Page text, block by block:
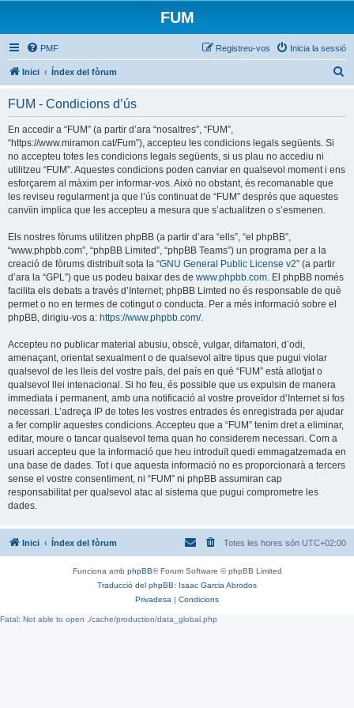
FUM
PMF Inicia la sessió
Registreu-vos
Inici Índex del fòrum
FUM - Condicions d’ús
En accedir a “FUM” (a partir d’ara “nosaltres”, “FUM”,
“https://www.miramon.cat/Fum”), accepteu les condicions legals següents. Si
no accepteu totes les condicions legals següents, si us plau no accediu ni
utilitzeu “FUM”. Aquestes condicions poden canviar en qualsevol moment i ens
esforçarem al màxim per informar-vos. Això no obstant, és recomanable que
les reviseu regularment ja que l’ús continuat de “FUM” després que aquestes
canvïin implica que les accepteu a mesura que s’actualitzen o s’esmenen.
Els nostres fòrums utilitzen phpBB (a partir d’ara “ells”, “el phpBB”,
“www.phpbb.com”, “phpBB Limited”, “phpBB Teams”) un programa per a la
creació de fòrums distribuït sota la “GNU General Public License v2” (a partir
d’ara la “GPL”) que us podeu baixar des de www.phpbb.com. El phpBB només
facilita els debats a través d’Internet; phpBB Limted no és responsable de què
permet o no en termes de cotingut o conducta. Per a més informació sobre el
phpBB, dirigiu-vos a: https://www.phpbb.com/.
Accepteu no publicar material abusiu, obscè, vulgar, difamatori, d’odi,
amenaçant, orientat sexualment o de qualsevol altre tipus que pugui violar
qualsevol de les lleis del vostre país, del país en què “FUM” està allotjat o
qualsevol llei intenacional. Si ho feu, és possible que us expulsin de manera
immediata i permanent, amb una notificació al vostre proveïdor d’Internet si fos
necessari. L’adreça IP de totes les vostres entrades és enregistrada per ajudar
a fer complir aquestes condicions. Accepteu que a “FUM” tenim dret a eliminar,
editar, moure o tancar qualsevol tema quan ho considerem necessari. Com a
usuari accepteu que la informació que heu introduït quedi emmagatzemada en
una base de dades. Tot i que aquesta informació no es proporcionarà a tercers
sense el vostre consentiment, ni “FUM” ni phpBB assumiran cap
responsabilitat per qualsevol atac al sistema que pugui comprometre les
dades.
Inici Índex del fòrum Totes les hores són UTC+02:00
Funciona amb phpBB® Forum Software © phpBB Limited
Traducció del phpBB: Isaac Garcia Abrodos
Privadesa | Condicions
Fatal: Not able to open ./cache/production/data_global.php